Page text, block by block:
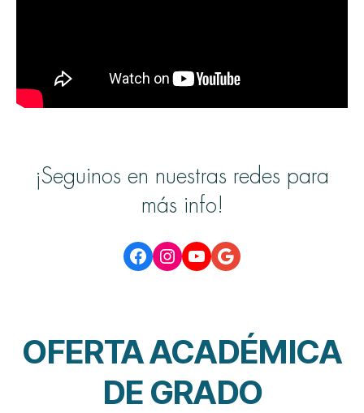
¡Seguinos en nuestras redes para
más info!
Facebook
Instagram
YouTubeGoogle
OFERTA ACADÉMICA
DE GRADO